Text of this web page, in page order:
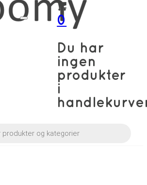
0
Du har
ingen
produkter
i